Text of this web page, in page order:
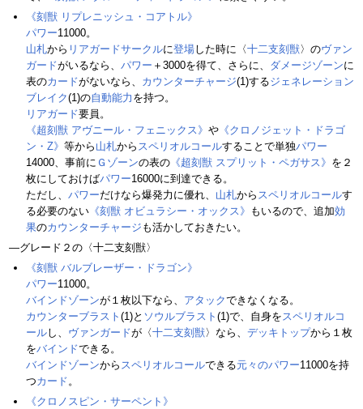
《刻獣 リプレニッシュ・コアトル》
パワー11000。
山札から リアガードサークルに登場した時に〈十二支刻獣〉のヴァン
ガードがいるなら、 パワー ＋3000を得て、さらに、 ダメージゾーンに
表のカードがないなら、 カウンターチャージ(1)するジェネレーション
ブレイク(1)の自動能力 を持つ。
リアガード要員。
《超刻獣 アヴニール・フェニックス》 や 《クロノジェット・ドラゴ
ン・Z》 等から 山札から スペリオルコールすることで単独パワー
14000、事前に Ｇゾーンの表の 《超刻獣 スプリット・ペガサス》 を２
枚にしておけばパワー16000に到達できる。
ただし、 パワーだけなら爆発力に優れ、 山札から スペリオルコールす
る必要のない 《刻獣 オビュラシー・オックス》 もいるので、追加効
果のカウンターチャージ も活かしておきたい。
―グレード２の〈十二支刻獣〉
《刻獣 バルブレーザー・ドラゴン》
パワー11000。
バインドゾーンが１枚以下なら、 アタックできなくなる。
カウンターブラスト (1)と ソウルブラスト (1)で、自身をスペリオルコ
ールし、 ヴァンガードが〈十二支刻獣〉なら、 デッキトップから１枚
をバインドできる。
バインドゾーンから スペリオルコールできる元々のパワー11000を持
つカード。
《クロノスピン・サーペント》